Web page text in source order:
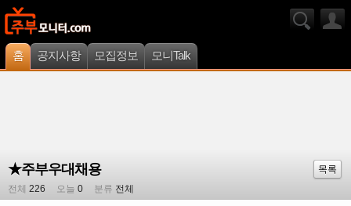
홈 공지사항 모집정보 모니Talk
★주부우대채용
목록
전체 226 오늘 0 분류 전체